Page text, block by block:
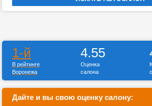
1-й
В рейтинге
Воронежа
4.55
Оценка
салона
Дайте и вы свою оценку салону: